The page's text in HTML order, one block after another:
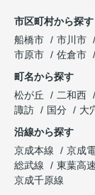
市区町村から探す
船橋市
市川市
市原市
佐倉市
町名から探す
松が丘
二和西
諏訪
国分 大
沿線から探す
京成本線
京成
総武線
東葉高
京成千原線